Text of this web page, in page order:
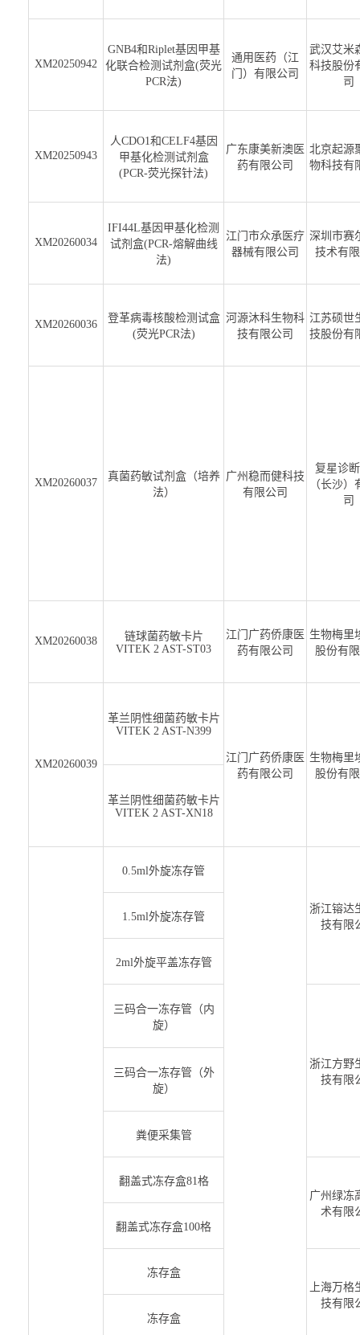
XM20250942
GNB4和Riplet基因甲基
化联合检测试剂盒(荧光
PCR法)
通用医药（江
门）有限公司
武汉艾米
科技股份
司
XM20250943
人CDO1和CELF4基因
甲基化检测试剂盒
(PCR-荧光探针法)
广东康美新澳医
药有限公司
北京起源
物科技有
XM20260034
IFI44L基因甲基化检测
试剂盒(PCR-熔解曲线
法)
江门市众承医疗
器械有限公司
深圳市赛
技术有
XM20260036
登革病毒核酸检测试盒
(荧光PCR法)
河源沐科生物科
技有限公司
江苏硕世
技股份有
XM20260037
真菌药敏试剂盒（培养
法）
广州稳而健科技
有限公司
复星诊
（长沙）
司
XM20260038
链球菌药敏卡片
VITEK 2 AST-ST03
江门广药侨康医
药有限公司
生物梅里
股份有
XM20260039
革兰阴性细菌药敏卡片
VITEK 2 AST-N399
江门广药侨康医
药有限公司
生物梅里
股份有
革兰阴性细菌药敏卡片
VITEK 2 AST-XN18
0.5ml外旋冻存管
浙江镕达
技有限
1.5ml外旋冻存管
2ml外旋平盖冻存管
三码合一冻存管（内
旋）
浙江方野
技有限
三码合一冻存管（外
旋）
粪便采集管
翻盖式冻存盒81格
广州绿冻
术有限
翻盖式冻存盒100格
冻存盒
上海万格
技有限
冻存盒